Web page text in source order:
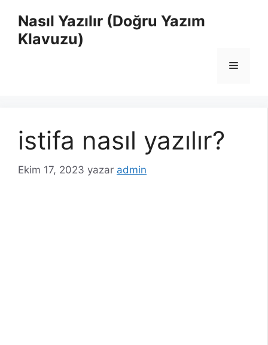
Nasıl Yazılır (Doğru Yazım
Klavuzu)
Menü
istifa nasıl yazılır?
Ekim 17, 2023 yazar admin